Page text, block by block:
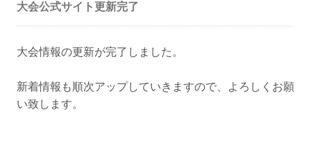
大会公式サイト更新完了
大会情報の更新が完了しました。
新着情報も順次アップしていきますので、よろしくお願
い致します。